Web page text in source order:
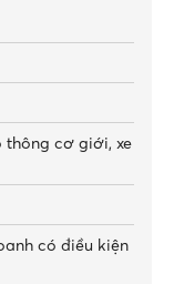
cơ giới, xe
có điều kiện